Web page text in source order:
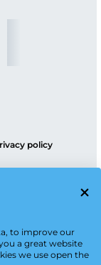
to improve our
a great website
we use open the
policy